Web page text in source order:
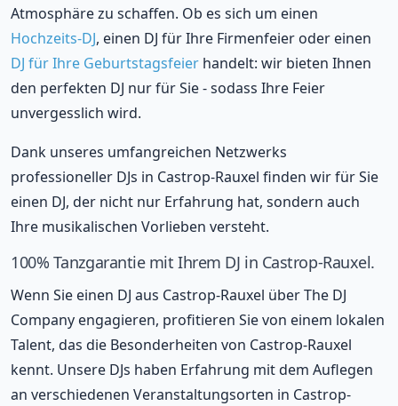
Atmosphäre zu schaffen. Ob es sich um einen
Hochzeits-DJ, einen DJ für Ihre Firmenfeier oder einen
DJ für Ihre Geburtstagsfeier handelt: wir bieten Ihnen
den perfekten DJ nur für Sie - sodass Ihre Feier
unvergesslich wird.
Dank unseres umfangreichen Netzwerks
professioneller DJs in Castrop-Rauxel finden wir für Sie
einen DJ, der nicht nur Erfahrung hat, sondern auch
Ihre musikalischen Vorlieben versteht.
100% Tanzgarantie mit Ihrem DJ in Castrop-Rauxel.
Wenn Sie einen DJ aus Castrop-Rauxel über The DJ
Company engagieren, profitieren Sie von einem lokalen
Talent, das die Besonderheiten von Castrop-Rauxel
kennt. Unsere DJs haben Erfahrung mit dem Auflegen
an verschiedenen Veranstaltungsorten in Castrop-